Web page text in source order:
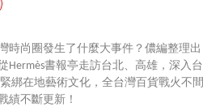
時尚圈發生了什麼大事件？儂編整理出
Hermès書報亭走訪台北、高雄，深入台
綁在地藝術文化，全台灣百貨戰火不間
績不斷更新！